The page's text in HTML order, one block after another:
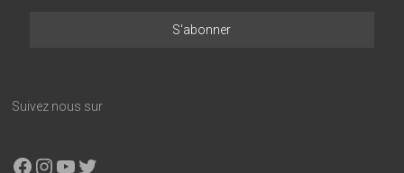
Suivez nous sur
Facebook
Instagram
YouTube
X